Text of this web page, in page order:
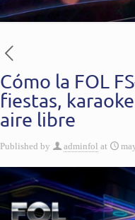
Cómo la FOL
fiestas,
aire libre
Published by adminfol at